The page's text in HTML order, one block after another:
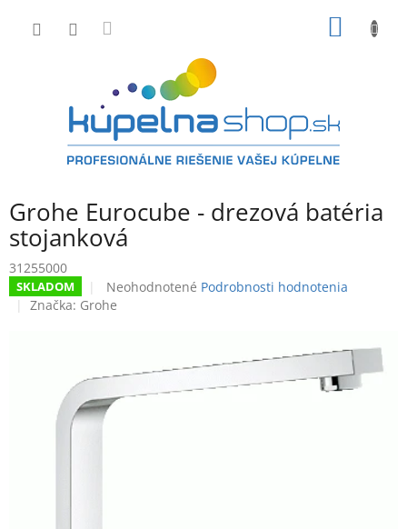
Grohe Eurocube - drezová batéria
stojanková
31255000
SKLADOM
Priemerné
hodnotenie
z
hviezdičiek.
Neohodnotené Podrobnosti hodnotenia
Značka: Grohe